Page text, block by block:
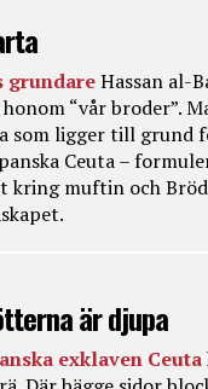
grundareHassan al-
“vår broder”.
som ligger till grund
Ceuta –
kring muftin och
är djupa
exklaven Ceuta